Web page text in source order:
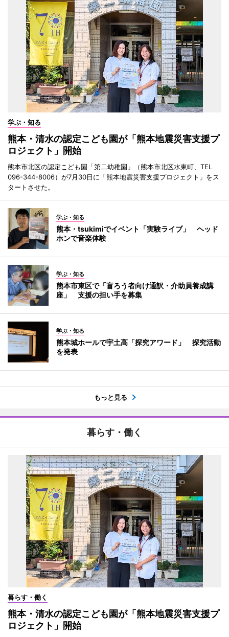
学ぶ・知る
熊本・清水の認定こども園が「熊本地震災害支援プ
ロジェクト」開始
熊本市北区の認定こども園「第二幼稚園」（熊本市北区水東町、TEL
096-344-8006）が7月30日に「熊本地震災害支援プロジェクト」をス
タートさせた。
学ぶ・知る
熊本・tsukimiでイベント「実験ライブ」 ヘッド
ホンで音楽体験
学ぶ・知る
熊本市東区で「盲ろう者向け通訳・介助員養成講
座」 支援の担い手を募集
学ぶ・知る
熊本城ホールで宇土高「探究アワード」 探究活動
を発表
もっと見る
暮らす・働く
暮らす・働く
熊本・清水の認定こども園が「熊本地震災害支援プ
ロジェクト」開始